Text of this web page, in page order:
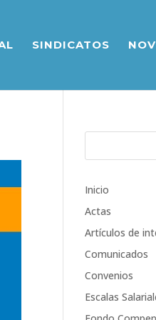
SINDICATOS
Inicio
Actas
Artículos de
Comunicados
Convenios
Escalas